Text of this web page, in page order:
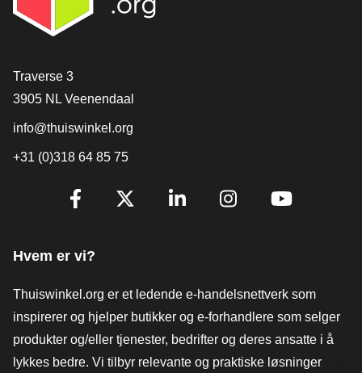
[_General:Contact]
Traverse 3
3905 NL Veenendaal
info@thuiswinkel.org
+31 (0)318 64 85 75
[_General:SocialMediaTitle]
Hvem er vi?
Thuiswinkel.org er et ledende e-handelsnettverk som
inspirerer og hjelper butikker og e-forhandlere som selger
produkter og/eller tjenester, bedrifter og deres ansatte i å
lykkes bedre. Vi tilbyr relevante og praktiske løsninger